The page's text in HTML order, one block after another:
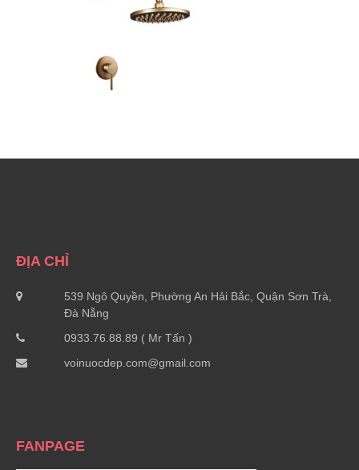
ĐỊA CHỈ
539 Ngô Quyền, Phường An Hải Bắc, Quận Sơn Trà,
Đà Nẵng
0933.76.88.89 ( Mr Tấn )
voinuocdep.com@gmail.com
FANPAGE